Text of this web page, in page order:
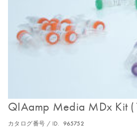
QIAamp Media MDx Kit
カタログ番号 / ID. 965752